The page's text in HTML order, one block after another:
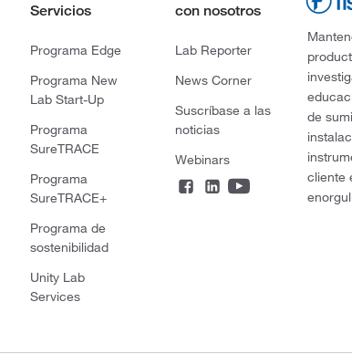
Servicios
Programa Edge
Programa New
Lab Start-Up
Programa
SureTRACE
Programa
SureTRACE+
Programa de
sostenibilidad
Unity Lab
Services
con nosotros
Lab Reporter
News Corner
Suscríbase a las
noticias
Webinars
de
cliente